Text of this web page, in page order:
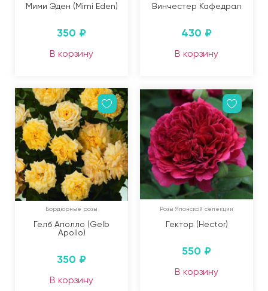
Мими Эден (Mimi Eden)
350 ₽
В корзину
Винчестер Кафедрал
430 ₽
В корзину
Бордюрные розы
Гелб Аполло (Gelb
Apollo)
350 ₽
В корзину
Розы Японской селекции
Гектор (Hector)
550 ₽
В корзину